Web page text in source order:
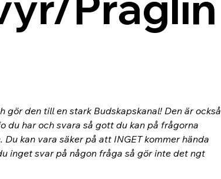
gör den till en stark Budskapskanal! Den är också
du har och svara så gott du kan på frågorna
kan vara säker på att INGET kommer hända
inget svar på någon fråga så gör inte det ngt